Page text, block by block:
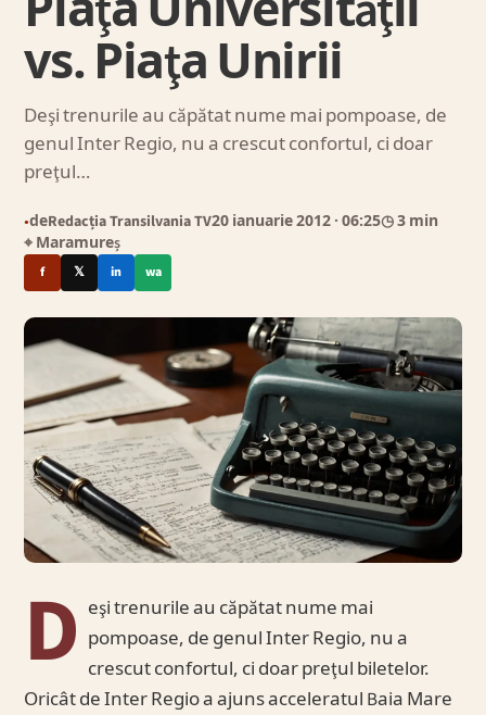
vs. Piaţa Unirii
Deşi trenurile au căpătat nume mai pompoase, de
genul Inter Regio, nu a crescut confortul, ci doar
preţul…
●deRedacția Transilvania TV20 ianuarie 2012 · 06:25◷ 3 min
⌖ Maramureș
f 𝕏 in wa
D eşi trenurile au căpătat nume mai
pompoase, de genul Inter Regio, nu a
crescut confortul, ci doar preţul biletelor.
Oricât de Inter Regio a ajuns acceleratul Baia Mare